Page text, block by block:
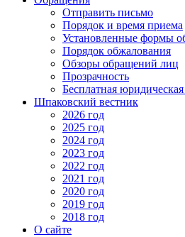
Отправить письмо
Порядок и время приема
Установленные формы
Порядок обжалования
Обзоры обращений лиц
Прозрачность
Бесплатная
Шпаковский вестник
2026 год
2025 год
2024 год
2023 год
2022 год
2021 год
2020 год
2019 год
2018 год
О сайте